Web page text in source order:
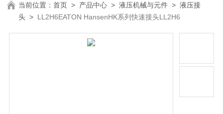
当前位置：首页 > 产品中心 >液压机械与元件 >液压接
头 > LL2H6EATON HansenHK系列快速接头LL2H6